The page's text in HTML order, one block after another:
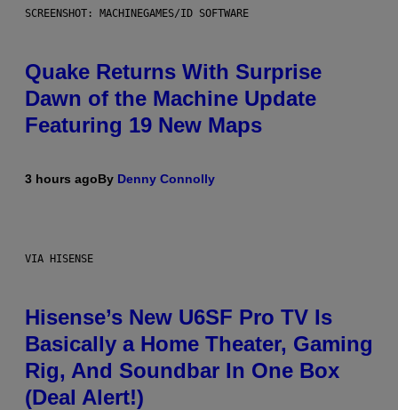
SCREENSHOT: MACHINEGAMES/ID SOFTWARE
Quake Returns With Surprise
Dawn of the Machine Update
Featuring 19 New Maps
3 hours agoBy Denny Connolly
VIA HISENSE
Hisense’s New U6SF Pro TV Is
Basically a Home Theater, Gaming
Rig, And Soundbar In One Box
(Deal Alert!)